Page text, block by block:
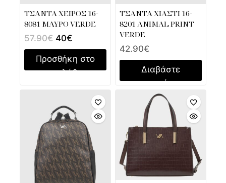
ΤΣΑΝΤΑ ΧΕΙΡΟΣ 16-
8081 ΜΑΥΡΟ VERDE
57.90€ 40€
Προσθήκη στο
καλάθι
ΤΣΑΝΤΑ ΧΙΑΣΤΙ 16-
8201 ANIMAL PRINT
VERDE
42.90€
Διαβάστε
περισσότερα